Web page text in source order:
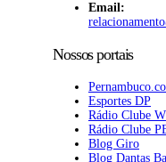
Email:
Nossos portais
Esportes DP
Rádio Clube
Rádio Clube
Blog Giro
Blog Dantas